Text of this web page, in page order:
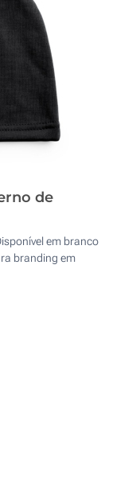
de
em branco
branding em